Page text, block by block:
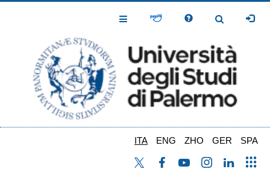
Toggle
Toggle
ITA ENG ZHO GER SPA